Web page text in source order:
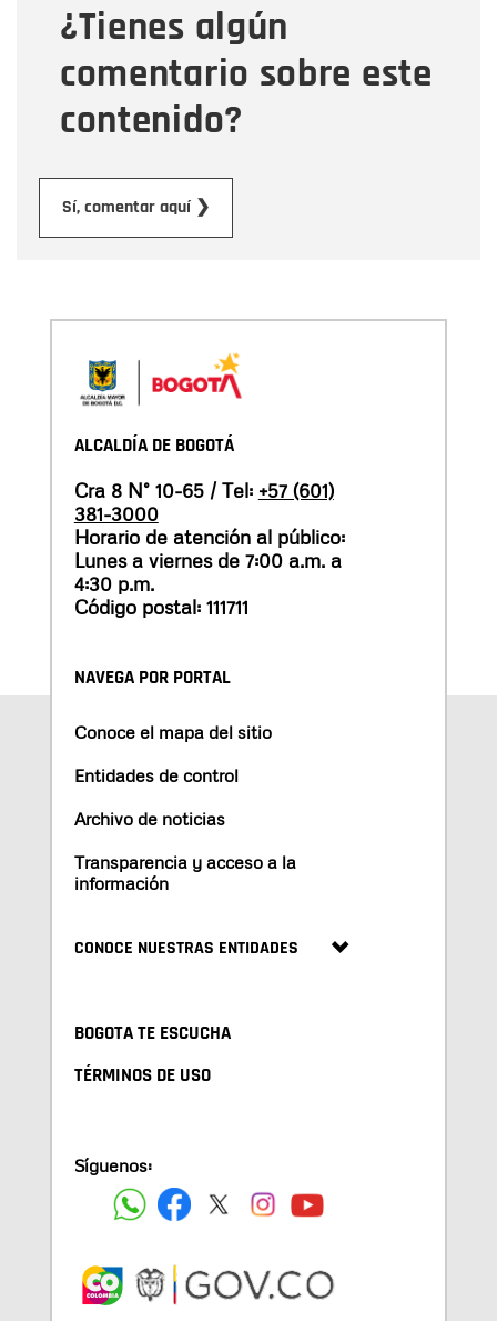
¿Tienes algún
comentario sobre este
contenido?
Sí, comentar aquí ❯
Mensaje
ALCALDÍA DE BOGOTÁ
Cra 8 N° 10-65 / Tel: +57 (601)
381-3000
Horario de atención al público:
Lunes a viernes de 7:00 a.m. a
4:30 p.m.
Código postal: 111711
NAVEGA POR PORTAL
Conoce el mapa del sitio
Entidades de control
Archivo de noticias
Transparencia y acceso a la
información
CONOCE NUESTRAS ENTIDADES
BOGOTA TE ESCUCHA
TÉRMINOS DE USO
Síguenos: